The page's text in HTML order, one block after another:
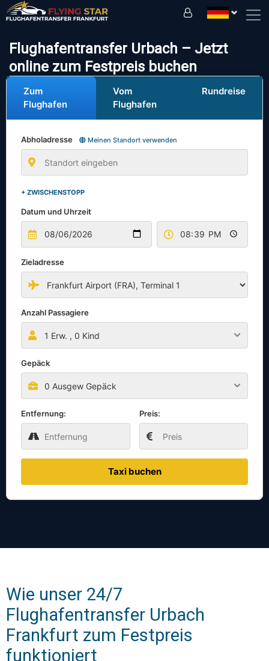
Flughafentransfer Urbach – Jetzt
online zum Festpreis buchen
Zum
Flughafen
Vom
Flughafen
Rundreise
Abholadresse Meinen Standort verwenden
+ ZWISCHENSTOPP
Datum und Uhrzeit
Zieladresse
Anzahl Passagiere
1 Erw. , 0 Kind
Gepäck
0 Ausgew Gepäck
Entfernung: Preis:
Taxi buchen
Wie unser 24/7
Flughafentransfer Urbach
Frankfurt zum Festpreis
funktioniert